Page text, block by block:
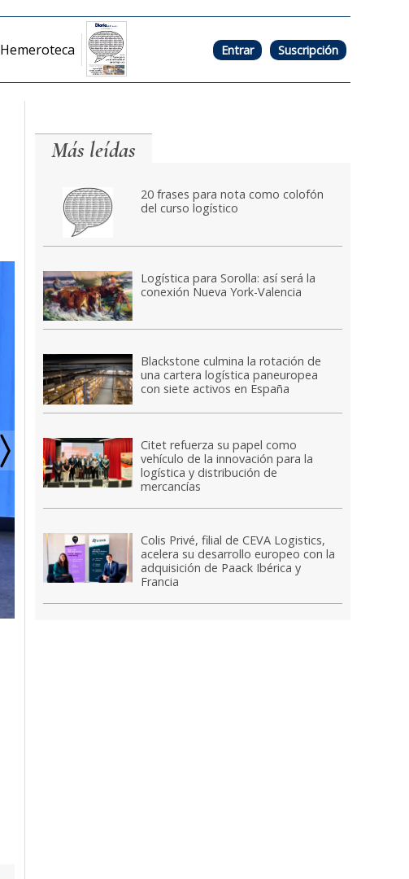
Hemeroteca Entrar Suscripción
Más leídas
20 frases para nota como colofón
del curso logístico
Logística para Sorolla: así será la
conexión Nueva York-Valencia
Blackstone culmina la rotación de
una cartera logística paneuropea
con siete activos en España
Citet refuerza su papel como
vehículo de la innovación para la
logística y distribución de
mercancías
Colis Privé, filial de CEVA Logistics,
acelera su desarrollo europeo con la
adquisición de Paack Ibérica y
Francia